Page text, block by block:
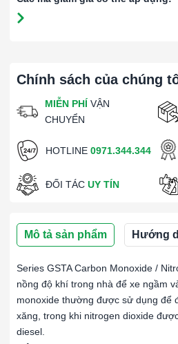
Chính sách của chúng
MIỄN PHÍ VẬN
CHUYỂN
HOTLINE 0971.344.344
ĐỐI TÁC UY TÍN
Mô tả sản phẩm Hướng
Series GSTA Carbon Monoxide /
nồng độ khí trong nhà để xe ngầm
monoxide thường được sử dụng để
xăng, trong khi nitrogen dioxide
diesel.